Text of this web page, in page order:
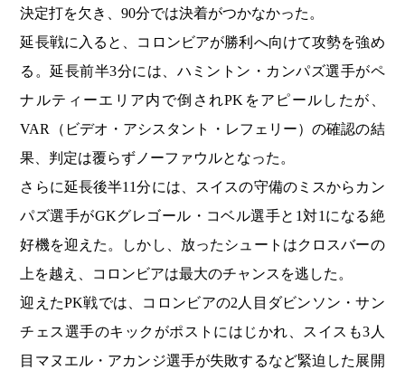
決定打を欠き、90分では決着がつかなかった。
延長戦に入ると、コロンビアが勝利へ向けて攻勢を強め
る。延長前半3分には、ハミントン・カンパズ選手がペ
ナルティーエリア内で倒されPKをアピールしたが、
VAR（ビデオ・アシスタント・レフェリー）の確認の結
果、判定は覆らずノーファウルとなった。
さらに延長後半11分には、スイスの守備のミスからカン
パズ選手がGKグレゴール・コベル選手と1対1になる絶
好機を迎えた。しかし、放ったシュートはクロスバーの
上を越え、コロンビアは最大のチャンスを逃した。
迎えたPK戦では、コロンビアの2人目ダビンソン・サン
チェス選手のキックがポストにはじかれ、スイスも3人
目マヌエル・アカンジ選手が失敗するなど緊迫した展開